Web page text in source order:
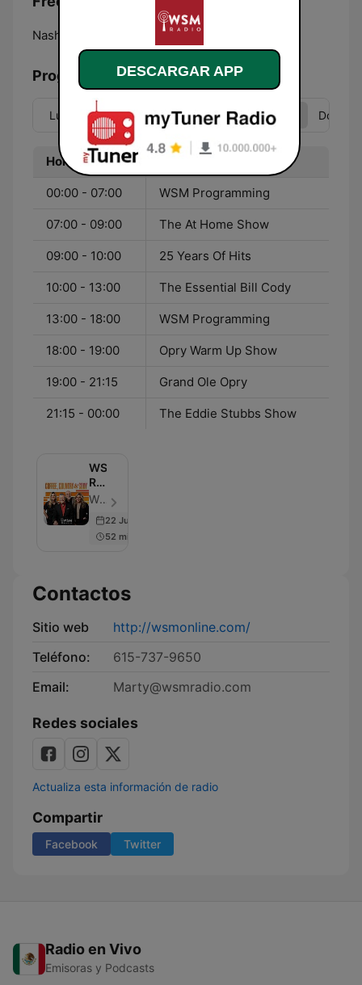
Nashville:
Programación
Lun Mar Mié Jue Vie Sáb Dom
Hora
00:00 - 07:00 WSM Programming
07:00 - 09:00 The At Home Show
09:00 - 10:00 25 Years Of Hits
10:00 - 13:00 The Essential Bill Cody
13:00 - 18:00 WSM Programming
18:00 - 19:00 Opry Warm Up Show
19:00 - 21:15 Grand Ole Opry
21:15 - 00:00 The Eddie Stubbs Show
WSM
Radio's
Coffee,
Country
Cody
WSM Radio / Opry Entertainment Group - Episodio 1575
22 Jun 2026
52 min
Contactos
Sitio web
http://wsmonline.com/
Teléfono:
615-737-9650
Email:
Marty@wsmradio.com
Redes sociales
Actualiza esta información de radio
Compartir
Facebook Twitter
Radio en Vivo
Emisoras y Podcasts
DESCARGAR APP